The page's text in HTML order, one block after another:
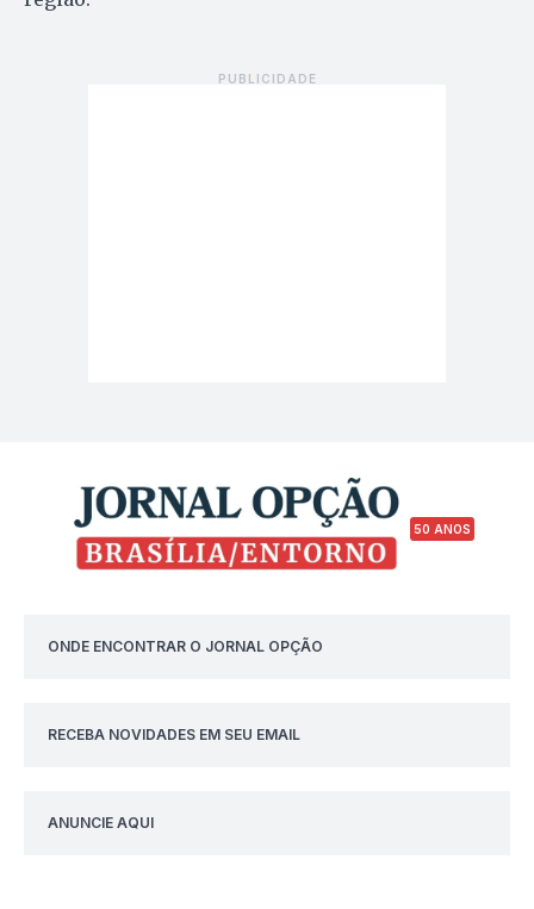
50 ANOS
ONDE ENCONTRAR O JORNAL OPÇÃO
RECEBA NOVIDADES EM SEU EMAIL
ANUNCIE AQUI